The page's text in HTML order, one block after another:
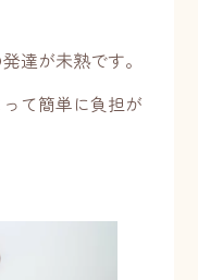
達が未熟です。
て簡単に負担が